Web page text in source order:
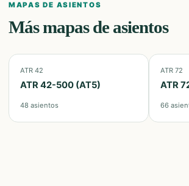
MAPAS DE ASIENTOS
Más mapas de asientos
ATR 42
ATR 42-500 (AT5)
48 asientos
ATR 72
ATR
66